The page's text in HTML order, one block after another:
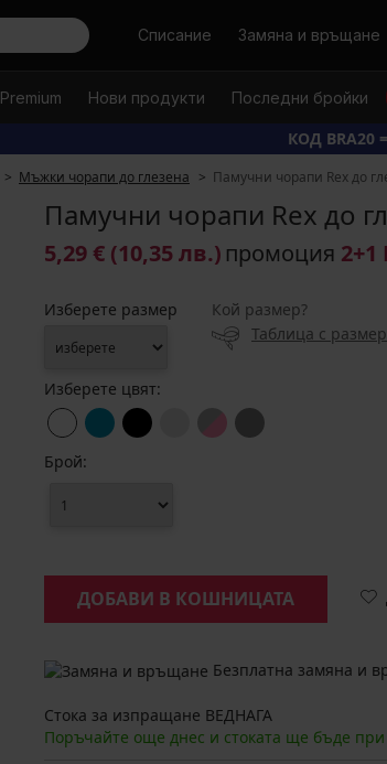
ТърсиСписание Замяна и връщане
Premium Нови продукти Последни бройки
КОД BRA20
Мъжки чорапи до глезена Памучни чорапи Rex до
Памучни чорапи Rex до
5,29 € (10,35 лв.) промоция
Изберете размер
Кой размер?
Таблица с
Изберете цвят:
Брой:
ДОБАВИ В КОШНИЦАТА
Безплатна замяна и
Стока за изпращане ВЕДНАГА
Поръчайте още днес и стоката ще бъде при